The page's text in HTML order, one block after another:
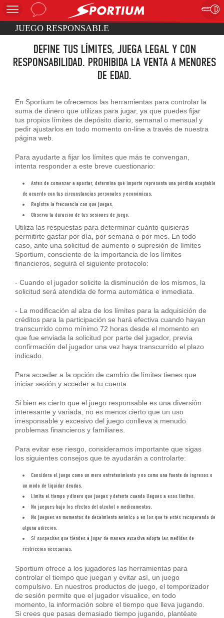
JUEGO RESPONSABLE
DEFINE TUS LÍMITES, JUEGA LEGAL Y CON
RESPONSABILIDAD. PROHIBIDA LA VENTA A MENORES
DE EDAD.
En Sportium te ofrecemos las herramientas para controlar la
suma de dinero que utilizas para jugar, ya que puedes fijar
tus propios límites de depósito diario, semanal o mensual y
pedir ajustarlos en todo momento on-line a través de nuestra
página web.
Para ayudarte a fijar los límites que más te convengan,
intenta responder a este breve cuestionario:
Antes de comenzar a apostar, determina qué importe representa una pérdida aceptable
de acuerdo con tus circunstancias personales y económicas.
Registra la frecuencia con que juegas.
Observa la duración de tus sesiones de juego.
Utiliza las respuestas para determinar cuánto quisieras
permitirte gastar por día, por semana o por mes. En todo
caso, ante una solicitud de aumento o supresión de límites
Sportium, consciente de la importancia de los límites
financieros, seguirá el siguiente protocolo:
- Cuando el jugador solicite la disminución de los mismos, la
solicitud será atendida de forma automática e inmediata.
- La modificación al alza de los límites para la adquisición de
créditos para la participación se hará efectiva cuando hayan
transcurrido como mínimo 72 horas desde el momento en
que fue enviada la solicitud por parte del jugador, previa
confirmación del jugador una vez haya transcurrido el plazo
indicado.
Para acceder a la opción de cambio de límites tienes que
iniciar sesión y acceder a tu cuenta
Si bien es cierto que el juego responsable es una diversión
interesante y variada, no es menos cierto que un uso
irresponsable y excesivo del juego conlleva a menudo
problemas financieros y familiares.
Para evitar ese riesgo, consideramos importante que sigas
los siguientes consejos que te ayudarán a controlarte:
Considera el juego como un mero entretenimiento y no como una fuente de ingresos o
un modo de liquidar deudas.
Limita el tiempo y dinero que juegas y detente cuando llegues a esos límites.
No juegues bajo los efectos del alcohol o medicamentos.
No juegues en momentos de decaimiento anímico o en los que te estés recuperando de
alguna adicción.
Si sospechas que tiendes a jugar de manera excesiva adopta las medidas de
restricción necesarias.
Sportium ofrece a los jugadores las herramientas para
controlar el tiempo que juegan y evitar así, un juego
compulsivo. En nuestros productos de juego, el temporizador
de sesión permite que el jugador visualice, en todo
momento, la información sobre el tiempo que lleva jugando.
Si crees que pasas demasiado tiempo jugando, plantéate